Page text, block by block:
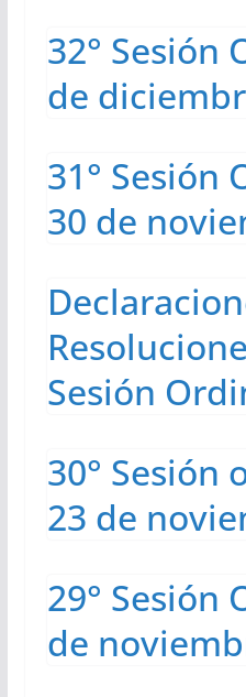
32° Sesión
de
31° Sesión
30 de
Sesión
30° Sesión
23 de
29° Sesión
de